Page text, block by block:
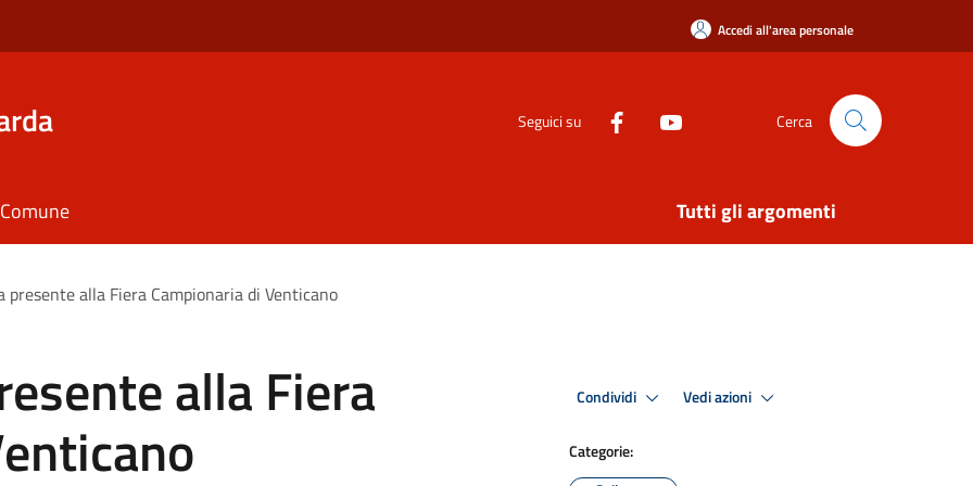
Accedi all'area personale
Seguici su Cerca
Tutti gli argomenti
presente alla Fiera Campionaria di Venticano
alla Fiera Condividi Vedi azioni
Categorie: